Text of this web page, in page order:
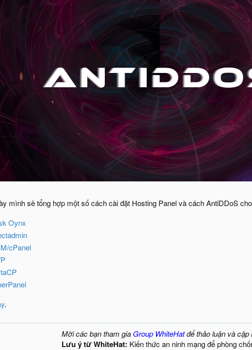
mình sẽ tổng hợp một số cách cài đặt Hosting Panel và cách AntiDDoS
Oynx
cPanel
.
Mời các bạn tham gia Group WhiteHatđể thảo luận và cập
Lưu ý từ WhiteHat: Kiến thức an ninh mạng để phòng